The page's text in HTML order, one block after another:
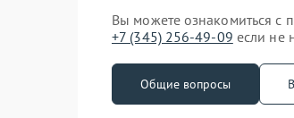
Вы можете ознакомиться с
+7 (345) 256-49-09 если не
Общие вопросы